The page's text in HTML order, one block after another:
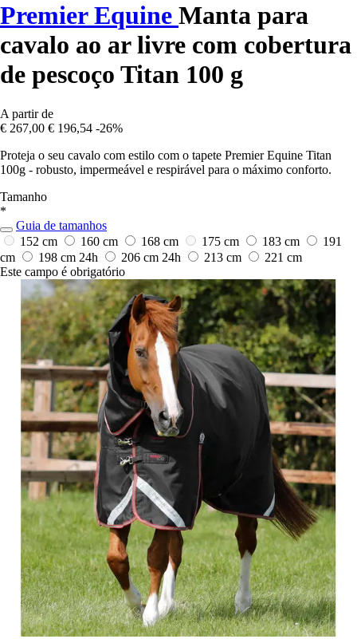
Premier Equine Manta para
cavalo ao ar livre com cobertura
de pescoço Titan 100 g
A partir de
€ 267,00 € 196,54 -26%
Proteja o seu cavalo com estilo com o tapete Premier Equine Titan
100g - robusto, impermeável e respirável para o máximo conforto.
Tamanho
*
Guia de tamanhos
152 cm
160 cm 168 cm 175 cm 183 cm
191
cm
198 cm 24h 206 cm 24h 213 cm
221 cm
Este campo é obrigatório